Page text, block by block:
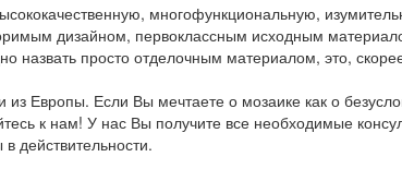
многофункциональную,
дизайном, первоклассным исходным
назвать просто отделочным материалом, это,
Европы. Если Вы мечтаете о мозаике как о
к нам! У нас Вы получите все необходимые
действительности.